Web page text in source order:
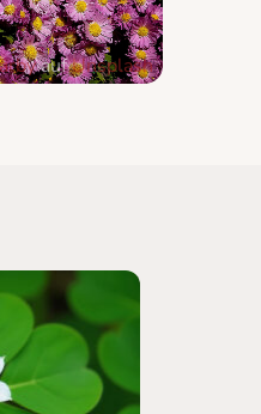
aufUnsplash